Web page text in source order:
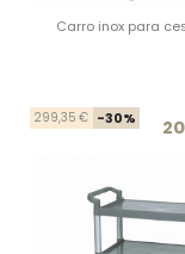
Carro inox para
299,35 € -30%